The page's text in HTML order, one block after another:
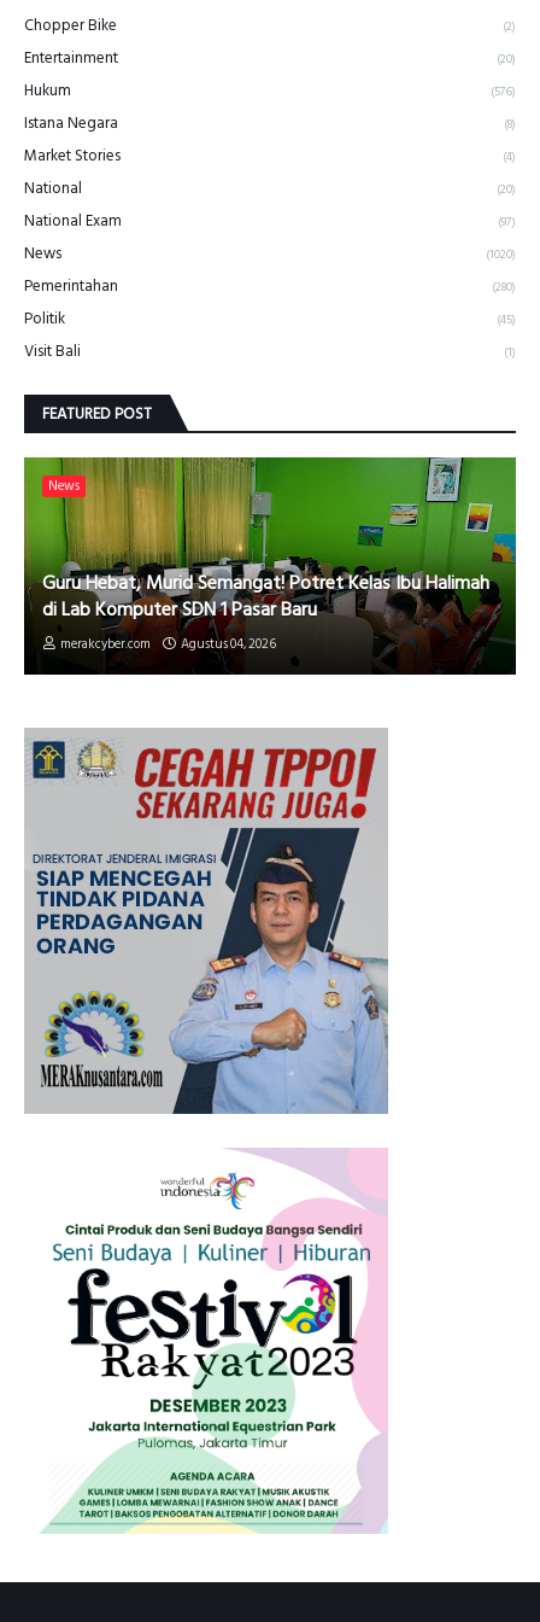
Chopper Bike (2)
Entertainment (20)
Hukum (576)
Istana Negara (8)
Market Stories (4)
National (20)
National Exam (97)
News (1020)
Pemerintahan (280)
Politik (45)
Visit Bali (1)
FEATURED POST
News
Guru Hebat, Murid Semangat! Potret Kelas Ibu Halimah
di Lab Komputer SDN 1 Pasar Baru
merakcyber.com Agustus 04, 2026